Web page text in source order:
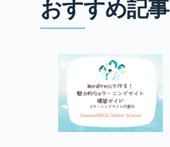
おすすめ記事